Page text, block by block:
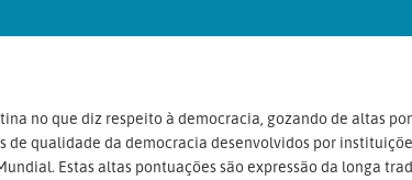
no que diz respeito à democracia, gozando de altas
de qualidade da democracia desenvolvidos por
Estas altas pontuações são expressão da longa